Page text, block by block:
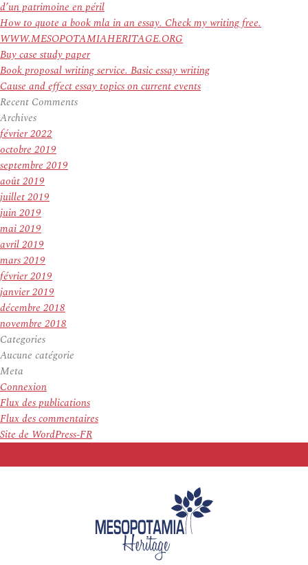
d’un patrimoine en péril
How to quote a book mla in an essay. Check my writing free.
WWW.MESOPOTAMIAHERITAGE.ORG
Buy case study paper
Book proposal writing service. Basic essay writing
Cause and effect essay topics on current events
Recent Comments
Archives
février 2022
octobre 2019
septembre 2019
août 2019
juillet 2019
juin 2019
mai 2019
avril 2019
mars 2019
février 2019
janvier 2019
décembre 2018
novembre 2018
Categories
Aucune catégorie
Meta
Connexion
Flux des publications
Flux des commentaires
Site de WordPress-FR